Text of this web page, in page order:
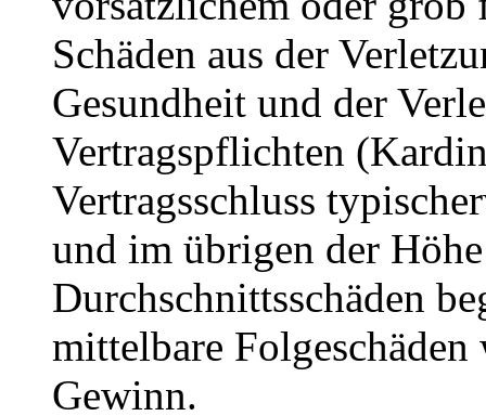
Schäden aus der
Gesundheit und der
Vertragspflichten
Vertragsschluss
und im übrigen der
Durchschnittsschäden
mittelbare Folgeschäden
Gewinn.